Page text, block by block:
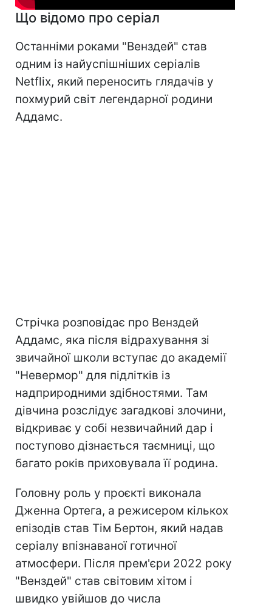
Що відомо про серіал
Останніми роками "Венздей" став
одним із найуспішніших серіалів
Netflix, який переносить глядачів у
похмурий світ легендарної родини
Аддамс.
Стрічка розповідає про Венздей
Аддамс, яка після відрахування зі
звичайної школи вступає до академії
"Невермор" для підлітків із
надприродними здібностями. Там
дівчина розслідує загадкові злочини,
відкриває у собі незвичайний дар і
поступово дізнається таємниці, що
багато років приховувала її родина.
Головну роль у проєкті виконала
Дженна Ортега, а режисером кількох
епізодів став Тім Бертон, який надав
серіалу впізнаваної готичної
атмосфери. Після прем'єри 2022 року
"Венздей" став світовим хітом і
швидко увійшов до числа